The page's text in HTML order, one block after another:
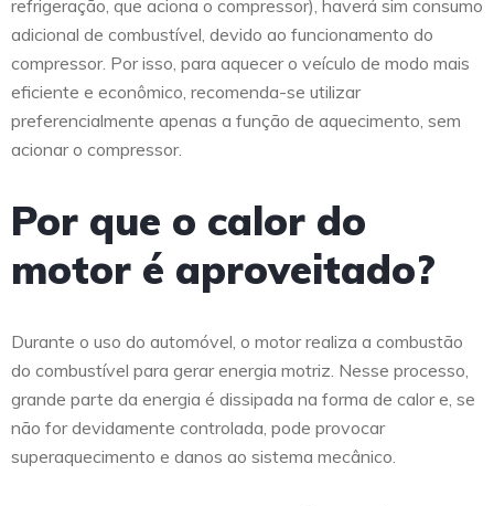
refrigeração, que aciona o compressor), haverá sim consumo
adicional de combustível, devido ao funcionamento do
compressor. Por isso, para aquecer o veículo de modo mais
eficiente e econômico, recomenda-se utilizar
preferencialmente apenas a função de aquecimento, sem
acionar o compressor.
Por que o calor do
motor é aproveitado?
Durante o uso do automóvel, o motor realiza a combustão
do combustível para gerar energia motriz. Nesse processo,
grande parte da energia é dissipada na forma de calor e, se
não for devidamente controlada, pode provocar
superaquecimento e danos ao sistema mecânico.